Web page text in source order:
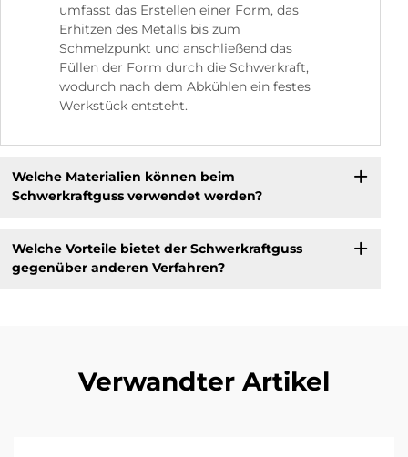
umfasst das Erstellen einer Form, das
Erhitzen des Metalls bis zum
Schmelzpunkt und anschließend das
Füllen der Form durch die Schwerkraft,
wodurch nach dem Abkühlen ein festes
Werkstück entsteht.
Welche Materialien können beim
Schwerkraftguss verwendet werden?
Welche Vorteile bietet der Schwerkraftguss
gegenüber anderen Verfahren?
Verwandter Artikel